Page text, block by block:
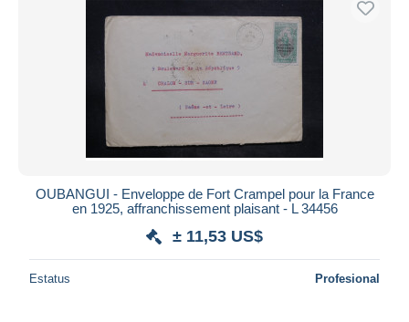
OUBANGUI - Enveloppe de Fort Crampel pour la France
en 1925, affranchissement plaisant - L 34456
± 11,53 US$
Estatus Profesional